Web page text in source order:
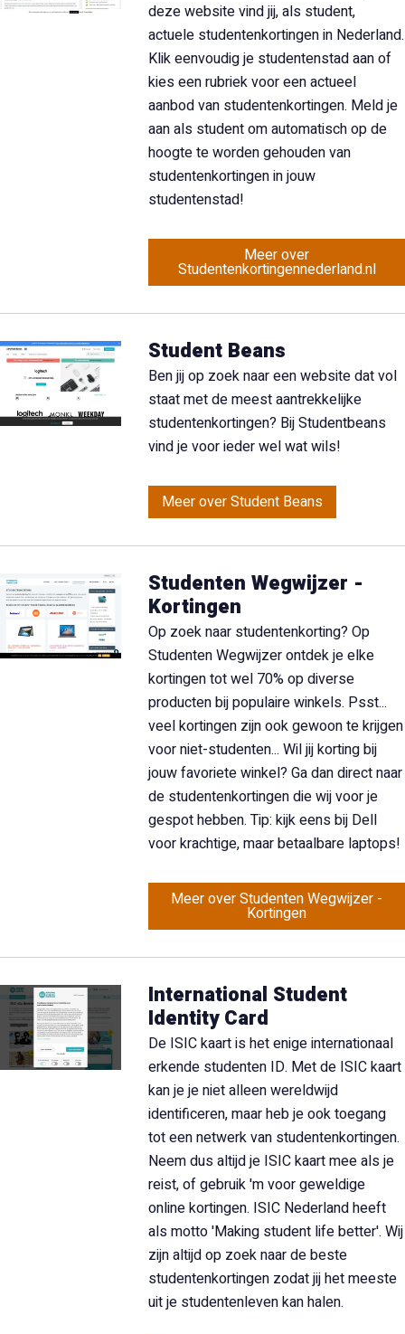
deze website vind jij, als student,
actuele studentenkortingen in Nederland.
Klik eenvoudig je studentenstad aan of
kies een rubriek voor een actueel
aanbod van studentenkortingen. Meld je
aan als student om automatisch op de
hoogte te worden gehouden van
studentenkortingen in jouw
studentenstad!
Meer over
Studentenkortingennederland.nl
Student Beans
Ben jij op zoek naar een website dat vol
staat met de meest aantrekkelijke
studentenkortingen? Bij Studentbeans
vind je voor ieder wel wat wils!
Meer over Student Beans
Studenten Wegwijzer -
Kortingen
Op zoek naar studentenkorting? Op
Studenten Wegwijzer ontdek je elke
kortingen tot wel 70% op diverse
producten bij populaire winkels. Psst...
veel kortingen zijn ook gewoon te krijgen
voor niet-studenten... Wil jij korting bij
jouw favoriete winkel? Ga dan direct naar
de studentenkortingen die wij voor je
gespot hebben. Tip: kijk eens bij Dell
voor krachtige, maar betaalbare laptops!
Meer over Studenten Wegwijzer -
Kortingen
International Student
Identity Card
De ISIC kaart is het enige internationaal
erkende studenten ID. Met de ISIC kaart
kan je je niet alleen wereldwijd
identificeren, maar heb je ook toegang
tot een netwerk van studentenkortingen.
Neem dus altijd je ISIC kaart mee als je
reist, of gebruik 'm voor geweldige
online kortingen. ISIC Nederland heeft
als motto 'Making student life better'. Wij
zijn altijd op zoek naar de beste
studentenkortingen zodat jij het meeste
uit je studentenleven kan halen.